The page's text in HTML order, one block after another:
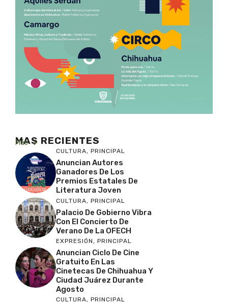
MAS RECIENTES
Más
CULTURA, PRINCIPAL
Anuncian Autores
Ganadores De Los
Premios Estatales De
Literatura Joven
CULTURA, PRINCIPAL
Palacio De Gobierno Vibra
Con El Concierto De
Verano De La OFECH
EXPRESIÓN, PRINCIPAL
Anuncian Ciclo De Cine
Gratuito En Las
Cinetecas De Chihuahua Y
Ciudad Juárez Durante
Agosto
CULTURA, PRINCIPAL